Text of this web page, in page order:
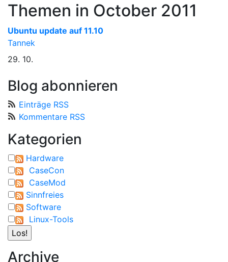
Themen in October 2011
Ubuntu update auf 11.10
Tannek
29. 10.
Blog abonnieren
Einträge RSS
Kommentare RSS
Kategorien
Hardware
CaseCon
CaseMod
Sinnfreies
Software
Linux-Tools
Archive